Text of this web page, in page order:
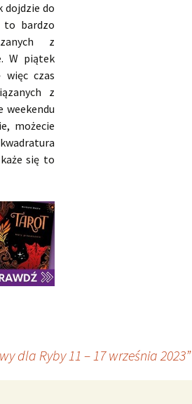
dojdzie do
to bardzo
z
W piątek
czas
z
weekendu
możecie
się to
dla Ryby 11 – 17 września 2023”